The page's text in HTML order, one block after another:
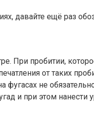
давайте ещё раз
При пробитии,
от таких
фугасах не
и при этом